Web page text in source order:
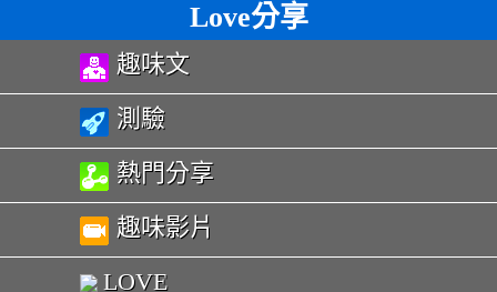
Love分享
趣味文
測驗
熱門分享
趣味影片
LOVE